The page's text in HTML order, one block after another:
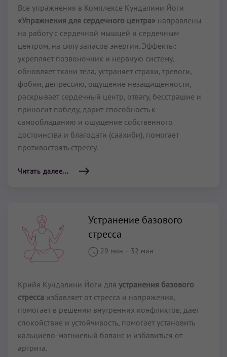
Все упражнения в Комплексе Кундалини Йоги
«Упражнения для сердечного центра» направлены
на работу с сердечной мышцей и сердечным
центром, на силу запасов энергии. Эффекты:
укрепляет позвоночник и нервную систему,
обновляет ткани тела, устраняет страхи, тревоги,
фобии, депрессию, ощущение незащищенности,
раскрывает сердечный центр, отвагу, бесстрашие и
приносит победу, дарит способность к
самообладанию и ощущение собственного
достоинства и благодати (саахиби), помогает
противостоять стрессу.
Читать далее...
Устранение базового
стресса
29 мин – 32 мин
Крийя Кундалини Йоги для устранения базового
стресса избавляет от стресса и напряжения,
помогает в решении внутренних конфликтов, дает
спокойствие и устойчивость, помогает установить
кальциево-магниевый баланс и избавиться от
артрита.